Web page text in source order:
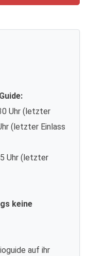
Uhr (letzter
(letzter Einlass
Uhr (letzter
keine
auf ihr